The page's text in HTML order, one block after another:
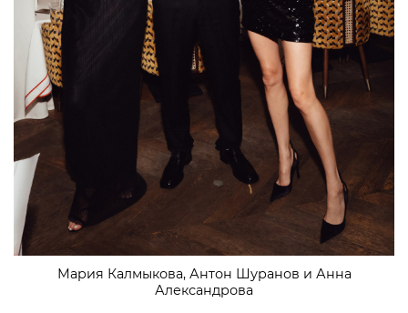
Мария Калмыкова, Антон Шуранов и Анна
Александрова